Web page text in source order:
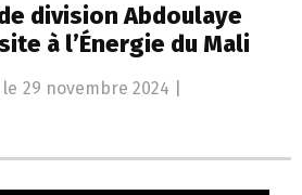
division Abdoulaye
à l’Énergie du Mali
le 29 novembre 2024